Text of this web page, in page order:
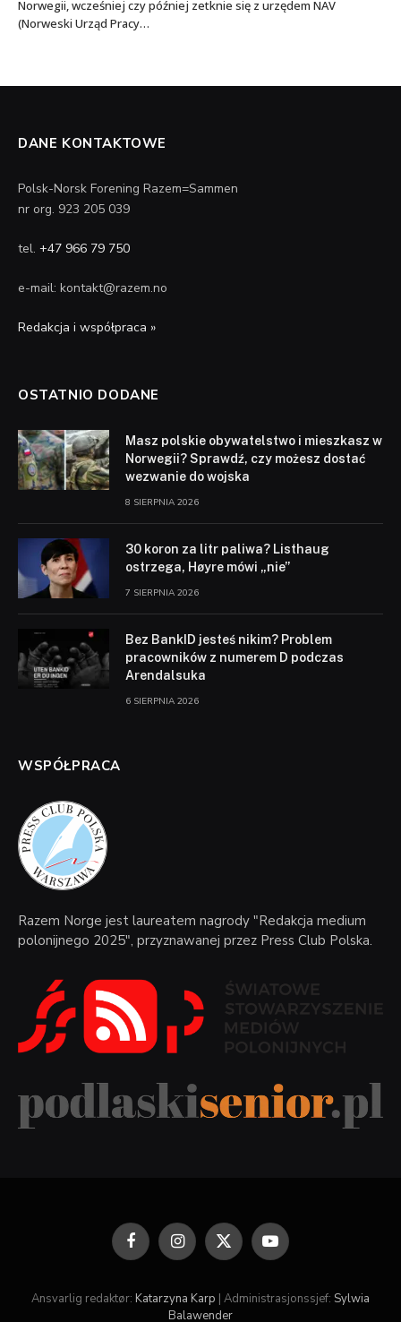
Norwegii, wcześniej czy później zetknie się z urzędem NAV
(Norweski Urząd Pracy…
DANE KONTAKTOWE
Polsk-Norsk Forening Razem=Sammen
nr org. 923 205 039
tel. +47 966 79 750
e-mail: kontakt@razem.no
Redakcja i współpraca »
OSTATNIO DODANE
Masz polskie obywatelstwo i mieszkasz w
Norwegii? Sprawdź, czy możesz dostać
wezwanie do wojska
8 SIERPNIA 2026
30 koron za litr paliwa? Listhaug
ostrzega, Høyre mówi „nie”
7 SIERPNIA 2026
Bez BankID jesteś nikim? Problem
pracowników z numerem D podczas
Arendalsuka
6 SIERPNIA 2026
WSPÓŁPRACA
Razem Norge jest laureatem nagrody "Redakcja medium
polonijnego 2025", przyznawanej przez Press Club Polska.
FacebookInstagram
X
(Twitter)
YouTube
Ansvarlig redaktør: Katarzyna Karp | Administrasjonssjef: Sylwia
Balawender